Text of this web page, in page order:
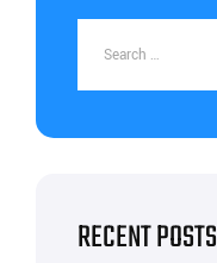
RECENT POSTS